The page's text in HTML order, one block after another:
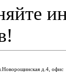
д.4, офис